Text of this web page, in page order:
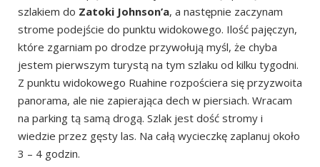
szlakiem do Zatoki Johnson’a, a następnie zaczynam
strome podejście do punktu widokowego. Ilość pajęczyn,
które zgarniam po drodze przywołują myśl, że chyba
jestem pierwszym turystą na tym szlaku od kilku tygodni.
Z punktu widokowego Ruahine rozpościera się przyzwoita
panorama, ale nie zapierająca dech w piersiach. Wracam
na parking tą samą drogą. Szlak jest dość stromy i
wiedzie przez gęsty las. Na całą wycieczkę zaplanuj około
3 – 4 godzin.